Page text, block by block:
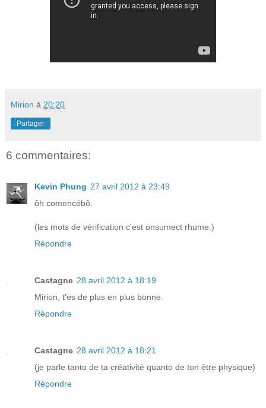
Mirion à 20:20
Partager
6 commentaires:
Kevin Phung 27 avril 2012 à 23:49
ôh comencébô.
(les mots de vérification c'est onsumect rhume.)
Répondre
Castagne 28 avril 2012 à 18:19
Mirion, t'es de plus en plus bonne.
Répondre
Castagne 28 avril 2012 à 18:21
(je parle tanto de ta créativité quanto de ton être physique)
Répondre